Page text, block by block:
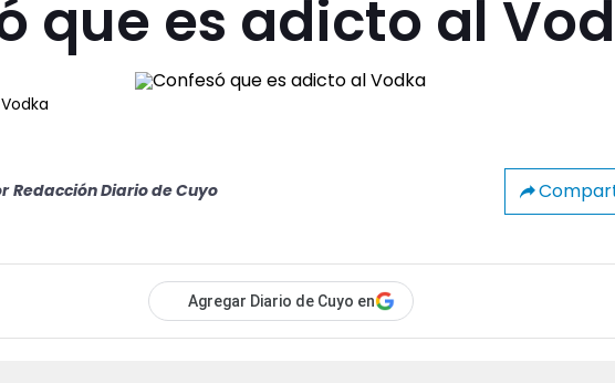
que es adicto al
Redacción Diario de Cuyo
Agregar Diario de Cuyo en